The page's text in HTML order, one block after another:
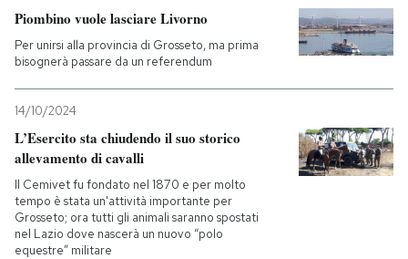
Cultura
Economia
Sport
Altrecose
PODCAST
NEWSLETTER
Piombino vuole lasciare Livorno
Per unirsi alla provincia di Grosseto, ma prima
bisognerà passare da un referendum
14/10/2024
L’Esercito sta chiudendo il suo storico
allevamento di cavalli
Il Cemivet fu fondato nel 1870 e per molto
tempo è stata un'attività importante per
Grosseto; ora tutti gli animali saranno spostati
nel Lazio dove nascerà un nuovo “polo
equestre” militare